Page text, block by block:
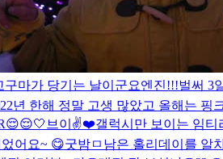
구마가 당기는 날이군요엔진!!!벌써 3
년 한해 정말 고생 많았고 올해는 핑
🤍 브이✌️❤️갤럭시만 보이는 임
어요~ 😋굿밤ㅁ 남은 홀리데이를 알